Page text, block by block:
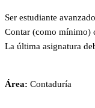
Ser estudiante
Contar (como mínimo)
La última asignatura
Área: Contaduría